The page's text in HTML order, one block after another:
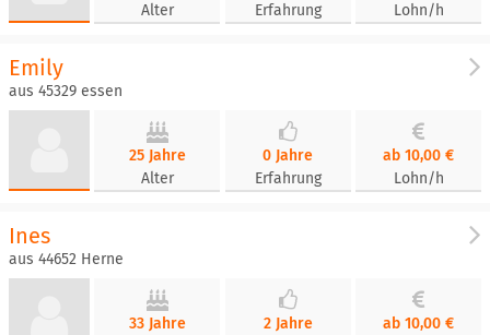
Alter
Erfahrung
Lohn/h
Emily
aus 45329 essen
25 Jahre
Alter
0 Jahre
Erfahrung
ab 10,00 €
Lohn/h
Ines
aus 44652 Herne
33 Jahre
2 Jahre
ab 10,00 €